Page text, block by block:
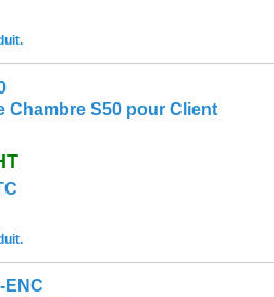
Chambre S50 pour Client
ENC